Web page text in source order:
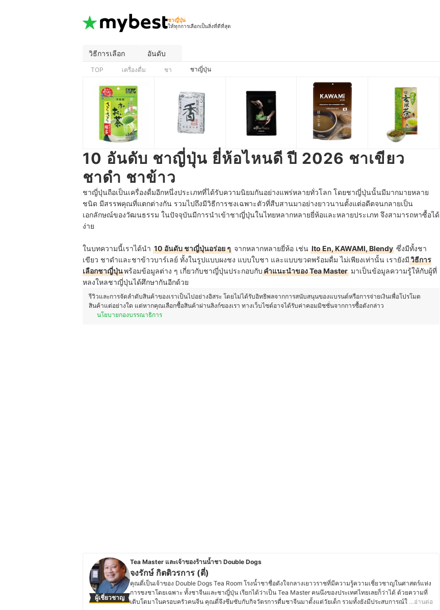
ชาญี่ปุ่น
ให้ทุกการเลือกเป็นสิ่งที่ดีที่สุด
วิธีการเลือก อันดับ
TOP เครื่องดื่ม ชา ชาญี่ปุ่น
10 อันดับ ชาญี่ปุ่น ยี่ห้อไหนดี ปี 2026 ชาเขียว
ชาดำ ชาข้าว
ชาญี่ปุ่นถือเป็นเครื่องดื่มอีกหนึ่งประเภทที่ได้รับความนิยมกันอย่างแพร่หลายทั่วโลก โดยชาญี่ปุ่นนั้นมีมากมายหลาย
ชนิด มีสรรพคุณที่แตกต่างกัน รวมไปถึงมีวิธีการชงเฉพาะตัวที่สืบสานมาอย่างยาวนานตั้งแต่อดีตจนกลายเป็น
เอกลักษณ์ของวัฒนธรรม ในปัจจุบันมีการนำเข้าชาญี่ปุ่นในไทยหลากหลายยี่ห้อและหลายประเภท จึงสามารถหาซื้อได้
ง่าย
ในบทความนี้เราได้นำ 10 อันดับ ชาญี่ปุ่นอร่อย ๆ จากหลากหลายยี่ห้อ เช่น Ito En, KAWAMI, Blendy ซึ่งมีทั้งชา
เขียว ชาดำและชาข้าวบาร์เลย์ ทั้งในรูปแบบผงชง แบบใบชา และแบบขวดพร้อมดื่ม ไม่เพียงเท่านั้น เรายังมีวิธีการ
เลือกชาญี่ปุ่นพร้อมข้อมูลต่าง ๆ เกี่ยวกับชาญี่ปุ่นประกอบกับคำแนะนำของ Tea Master มาเป็นข้อมูลความรู้ให้กับผู้ที่
หลงใหลชาญี่ปุ่นได้ศึกษากันอีกด้วย
รีวิวและการจัดลำดับสินค้าของเราเป็นไปอย่างอิสระ โดยไม่ได้รับอิทธิพลจากการสนับสนุนของแบรนด์หรือการจ่ายเงินเพื่อโปรโมต
สินค้าแต่อย่างใด แต่หากคุณเลือกซื้อสินค้าผ่านลิงก์ของเรา ทางเว็บไซต์อาจได้รับค่าคอมมิชชั่นจากการซื้อดังกล่าว
นโยบายกองบรรณาธิการ
ผู้เชี่ยวชาญ
Tea Master และเจ้าของร้านน้ำชา Double Dogs
จงรักษ์ กิตติวรการ (ตี่)
คุณตี่เป็นเจ้าของ Double Dogs Tea Room โรงน้ำชาชื่อดังใจกลางเยาวราชที่มีความรู้ความเชี่ยวชาญในศาสตร์แห่ง
การชงชาโดยเฉพาะ ทั้งชาจีนและชาญี่ปุ่น เรียกได้ว่าเป็น Tea Master คนนึงของประเทศไทยเลยก็ว่าได้ ด้วยความที่
เติบโตมาในครอบครัวคนจีน คุณตี่จึงซึมซับกับกิจวัตรการดื่มชาจีนมาตั้งแต่วัยเด็ก รวมทั้งยังมีประสบการณ์ในการใช้
…อ่านต่อ